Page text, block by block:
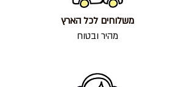
משלוחים לכל הארץ
מהיר ובטוח